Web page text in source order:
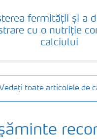
fermității și a
cu o nutriție
calciului
Vedeți toate articolele de